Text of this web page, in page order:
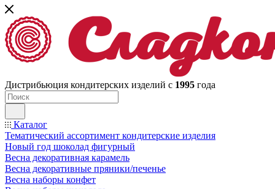
Дистрибьюция кондитерских изделий с 1995 года
Каталог
Тематический ассортимент кондитерские изделия
Новый год шоколад фигурный
Весна декоративная карамель
Весна декоративные пряники/печенье
Весна наборы конфет